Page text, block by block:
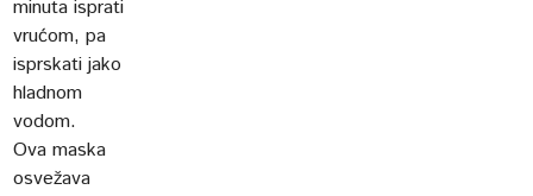
minuta isprati
vrućom, pa
isprskati jako
hladnom
vodom.
Ova maska
osvežava